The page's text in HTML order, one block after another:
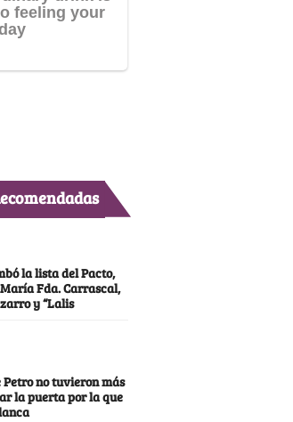
la lista del Pacto,
Fda. Carrascal,
y “Lalis
Petro no tuvieron más
la puerta por la que